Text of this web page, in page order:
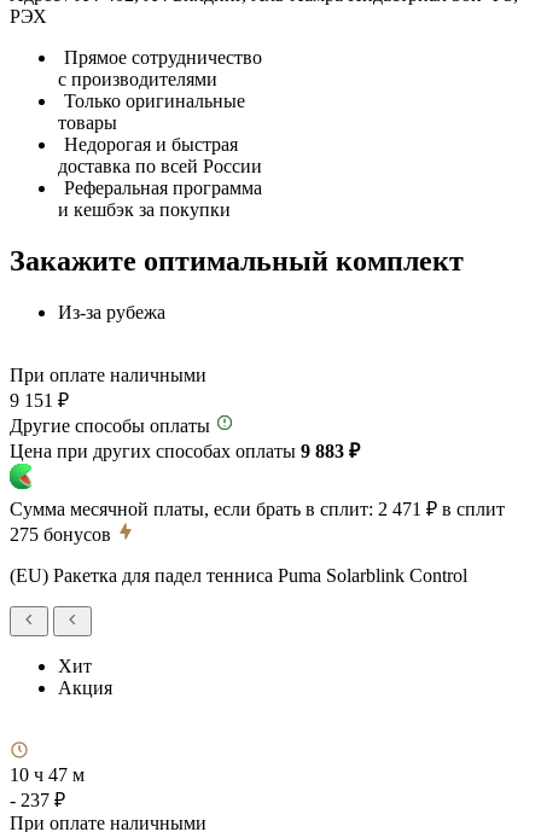
РЭХ
Прямое сотрудничество
с производителями
Только оригинальные
товары
Недорогая и быстрая
доставка по всей России
Реферальная программа
и кешбэк за покупки
Закажите оптимальный комплект
Из-за рубежа
При оплате наличными
9 151 ₽
Другие способы оплаты
Цена при других способах оплаты 9 883 ₽
Сумма месячной платы, если брать в сплит: 2 471 ₽ в сплит
275 бонусов
(EU) Ракетка для падел тенниса Puma Solarblink Control
Хит
Акция
10 ч 47 м
- 237 ₽
При оплате наличными